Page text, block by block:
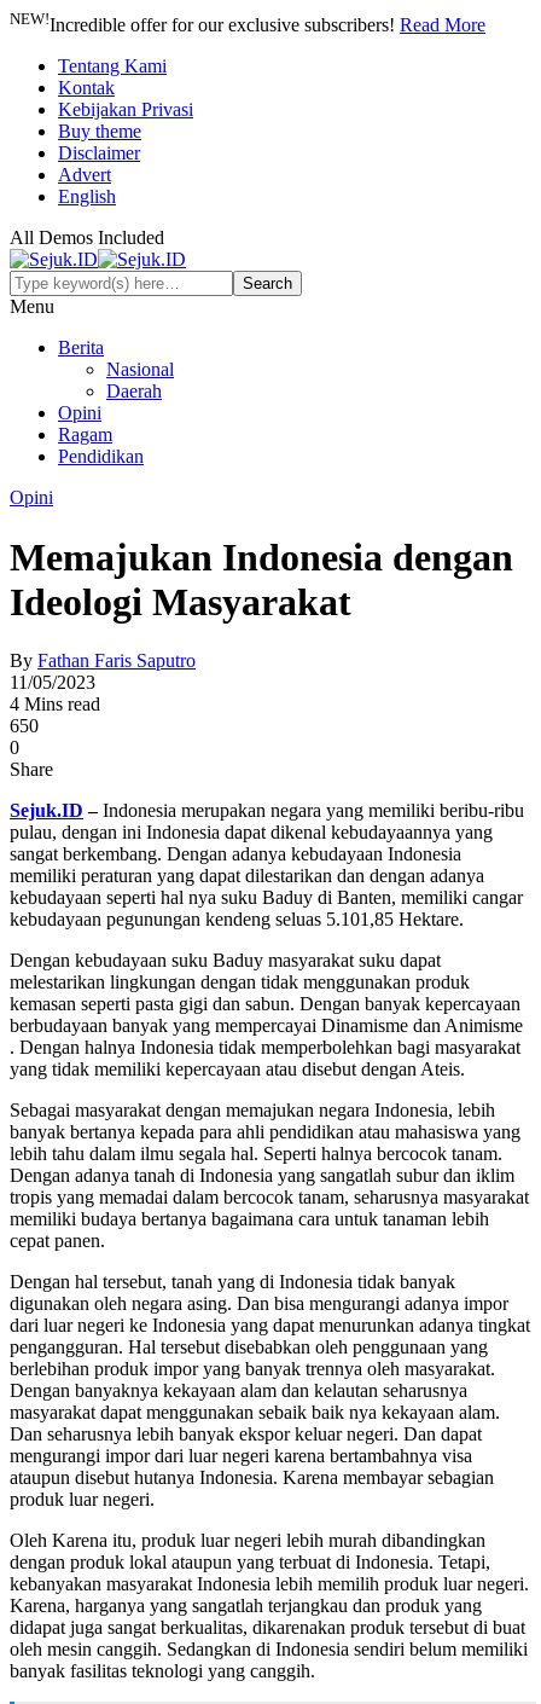
NEW!Incredible offer for our exclusive subscribers! Read More
Tentang Kami
Kontak
Kebijakan Privasi
Buy theme
Disclaimer
Advert
English
All Demos Included
Menu
Berita
Nasional
Daerah
Opini
Ragam
Pendidikan
Opini
Memajukan Indonesia dengan
Ideologi Masyarakat
By Fathan Faris Saputro
11/05/2023
4 Mins read
650
0
Share
Sejuk.ID –Indonesia merupakan negara yang memiliki beribu-ribu
pulau, dengan ini Indonesia dapat dikenal kebudayaannya yang
sangat berkembang. Dengan adanya kebudayaan Indonesia
memiliki peraturan yang dapat dilestarikan dan dengan adanya
kebudayaan seperti hal nya suku Baduy di Banten, memiliki cangar
kebudayaan pegunungan kendeng seluas 5.101,85 Hektare.
Dengan kebudayaan suku Baduy masyarakat suku dapat
melestarikan lingkungan dengan tidak menggunakan produk
kemasan seperti pasta gigi dan sabun. Dengan banyak kepercayaan
berbudayaan banyak yang mempercayai Dinamisme dan Animisme
. Dengan halnya Indonesia tidak memperbolehkan bagi masyarakat
yang tidak memiliki kepercayaan atau disebut dengan Ateis.
Sebagai masyarakat dengan memajukan negara Indonesia, lebih
banyak bertanya kepada para ahli pendidikan atau mahasiswa yang
lebih tahu dalam ilmu segala hal. Seperti halnya bercocok tanam.
Dengan adanya tanah di Indonesia yang sangatlah subur dan iklim
tropis yang memadai dalam bercocok tanam, seharusnya masyarakat
memiliki budaya bertanya bagaimana cara untuk tanaman lebih
cepat panen.
Dengan hal tersebut, tanah yang di Indonesia tidak banyak
digunakan oleh negara asing. Dan bisa mengurangi adanya impor
dari luar negeri ke Indonesia yang dapat menurunkan adanya tingkat
pengangguran. Hal tersebut disebabkan oleh penggunaan yang
berlebihan produk impor yang banyak trennya oleh masyarakat.
Dengan banyaknya kekayaan alam dan kelautan seharusnya
masyarakat dapat menggunakan sebaik baik nya kekayaan alam.
Dan seharusnya lebih banyak ekspor keluar negeri. Dan dapat
mengurangi impor dari luar negeri karena bertambahnya visa
ataupun disebut hutanya Indonesia. Karena membayar sebagian
produk luar negeri.
Oleh Karena itu, produk luar negeri lebih murah dibandingkan
dengan produk lokal ataupun yang terbuat di Indonesia. Tetapi,
kebanyakan masyarakat Indonesia lebih memilih produk luar negeri.
Karena, harganya yang sangatlah terjangkau dan produk yang
didapat juga sangat berkualitas, dikarenakan produk tersebut di buat
oleh mesin canggih. Sedangkan di Indonesia sendiri belum memiliki
banyak fasilitas teknologi yang canggih.